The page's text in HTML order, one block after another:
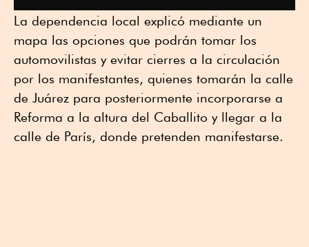
La dependencia local explicó mediante un
mapa las opciones que podrán tomar los
automovilistas y evitar cierres a la circulación
por los manifestantes, quienes tomarán la calle
de Juárez para posteriormente incorporarse a
Reforma a la altura del Caballito y llegar a la
calle de París, donde pretenden manifestarse.